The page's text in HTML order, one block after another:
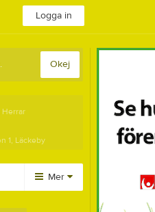
Logga in
Okej
Herrar
1, Läckeby
Mer